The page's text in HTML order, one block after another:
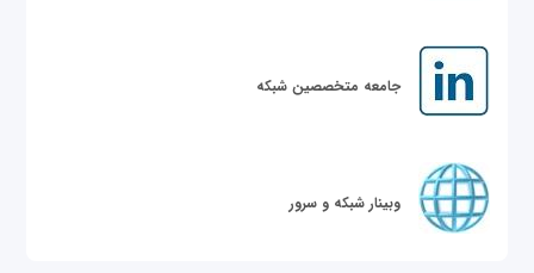
جامعه متخصصین شبکه
وبینار شبکه و سرور